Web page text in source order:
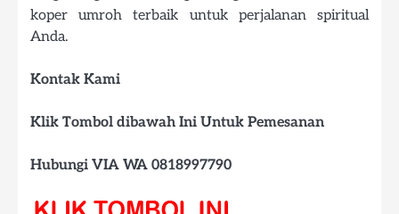
koper umroh terbaik untuk perjalanan spiritual
Anda.
Kontak Kami
Klik Tombol dibawah Ini Untuk Pemesanan
Hubungi VIA WA 0818997790